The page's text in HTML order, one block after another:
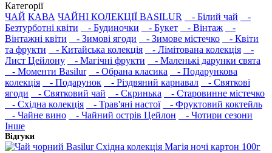
Категорії
ЧАЙ КАВА ЧАЙНІ КОЛЕКЦІЇ BASILUR - Білий чай
-
Безтурботні квіти
- Будиночки - Букет - Вінтаж
-
Вінтажні квіти
- Зимові ягоди - Зимове містечко
- Квіти
та фрукти
- Китайська колекція - Лімітована колекція
-
Лист Цейлону
- Магічні фрукти
- Маленькі дарунки свята
- Моменти Basilur
- Обрана класика
- Подарункова
колекція
- Подарунок - Різдвяний карнавал
- Святкові
ягоди
- Святковий чай - Скринька
- Старовинне містечко
- Східна колекція
- Трав'яні настої
- Фруктовий коктейль
- Чайне вино
- Чайний острів Цейлон
- Чотири сезони
Інше
Відгуки